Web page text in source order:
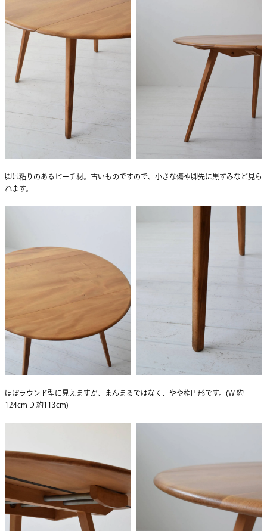
脚は粘りのあるビーチ材。古いものですので、小さな傷や脚先に黒ずみなど見ら
れます。
ほぼラウンド型に見えますが、まんまるではなく、やや楕円形です。(W 約
124cm D 約113cm)